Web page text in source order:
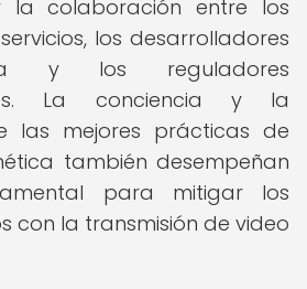
la colaboración entre los
los desarrolladores
y los reguladores
La conciencia y la
las mejores prácticas de
también desempeñan
para mitigar los
con la transmisión de video